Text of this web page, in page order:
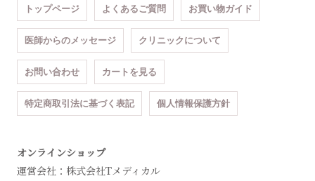
トップページ よくあるご質問 お買い物ガイド
医師からのメッセージ クリニックについて
お問い合わせ カートを見る
特定商取引法に基づく表記 個人情報保護方針
オンラインショップ
運営会社：株式会社Tメディカル